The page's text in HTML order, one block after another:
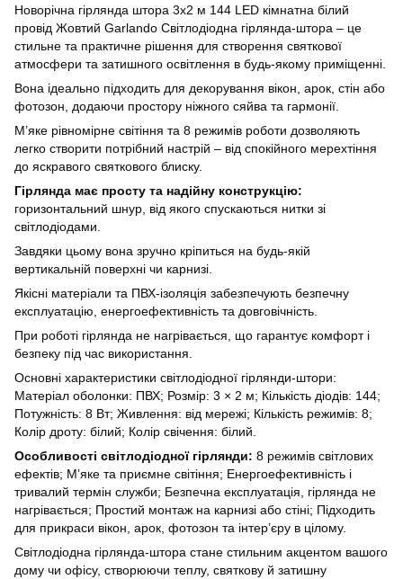
Новорічна гірлянда штора 3х2 м 144 LED кімнатна білий
провід Жовтий Garlando Світлодіодна гірлянда-штора – це
стильне та практичне рішення для створення святкової
атмосфери та затишного освітлення в будь-якому приміщенні.
Вона ідеально підходить для декорування вікон, арок, стін або
фотозон, додаючи простору ніжного сяйва та гармонії.
М’яке рівномірне світіння та 8 режимів роботи дозволяють
легко створити потрібний настрій – від спокійного мерехтіння
до яскравого святкового блиску.
Гірлянда має просту та надійну конструкцію:
горизонтальний шнур, від якого спускаються нитки зі
світлодіодами.
Завдяки цьому вона зручно кріпиться на будь-якій
вертикальній поверхні чи карнизі.
Якісні матеріали та ПВХ-ізоляція забезпечують безпечну
експлуатацію, енергоефективність та довговічність.
При роботі гірлянда не нагрівається, що гарантує комфорт і
безпеку під час використання.
Основні характеристики світлодіодної гірлянди-штори:
Матеріал оболонки: ПВХ; Розмір: 3 × 2 м; Кількість діодів: 144;
Потужність: 8 Вт; Живлення: від мережі; Кількість режимів: 8;
Колір дроту: білий; Колір свічення: білий.
Особливості світлодіодної гірлянди: 8 режимів світлових
ефектів; М’яке та приємне світіння; Енергоефективність і
тривалий термін служби; Безпечна експлуатація, гірлянда не
нагрівається; Простий монтаж на карнизі або стіні; Підходить
для прикраси вікон, арок, фотозон та інтер’єру в цілому.
Світлодіодна гірлянда-штора стане стильним акцентом вашого
дому чи офісу, створюючи теплу, святкову й затишну